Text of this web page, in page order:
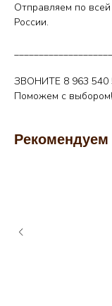
Отправляем по
России.
____________________
ЗВОНИТЕ 8 963 540
Поможем с выбором!
Рекомендуем